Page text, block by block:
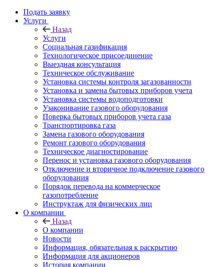
Подать заявку
Услуги
Назад
Услуги
Социальная газификация
Технологическое присоединение
Выездная консультация
Техническое обслуживание
Установка системы контроля загазованности
Установка и замена бытовых приборов учета
Установка системы водоподготовки
Узаконивание газового оборудования
Поверка бытовых приборов учета газа
Транспортировка газа
Замена газового оборудования
Ремонт газового оборудования
Техническое диагностирование
Перенос и установка газового оборудования
Отключение и вторичное подключение газового
оборудования
Порядок перевода на коммерческое
газопотребление
Инструктаж для физических лиц
О компании
Назад
О компании
Новости
Информация, обязательная к раскрытию
Информация для акционеров
История компании